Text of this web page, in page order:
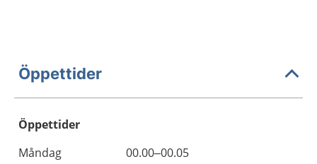
Öppettider
Öppettider
Dag
Öppettider
Kommentarer
Måndag
00.00–00.05